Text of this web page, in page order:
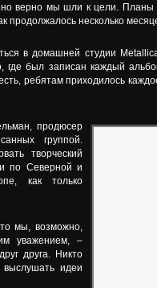
верно мы шли к цели. Планы
продолжалось несколько
в домашней студии
был записан каждый
ребятам приходилось
продюсер
группой.
творческий
по Северной и
как только
мы, возможно,
уважением, –
друга. Никто
выслушать идеи